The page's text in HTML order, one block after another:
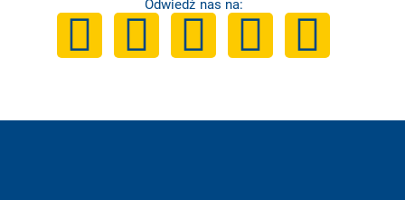
Odwiedź nas na:
F
c
Y
u
I
s
T
k
L
n